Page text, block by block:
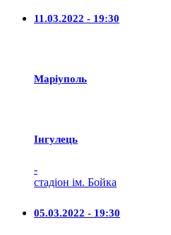
11.03.2022 - 19:30
Маріуполь
Iнгулець
-
стадіон ім. Бойка
05.03.2022 - 19:30